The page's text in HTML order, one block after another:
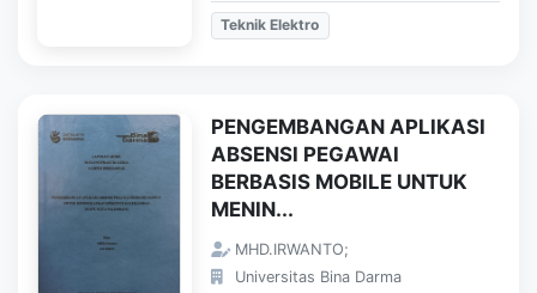
Teknik Elektro
PENGEMBANGAN APLIKASI
ABSENSI PEGAWAI
BERBASIS MOBILE UNTUK
MENIN...
MHD.IRWANTO;
Universitas Bina Darma